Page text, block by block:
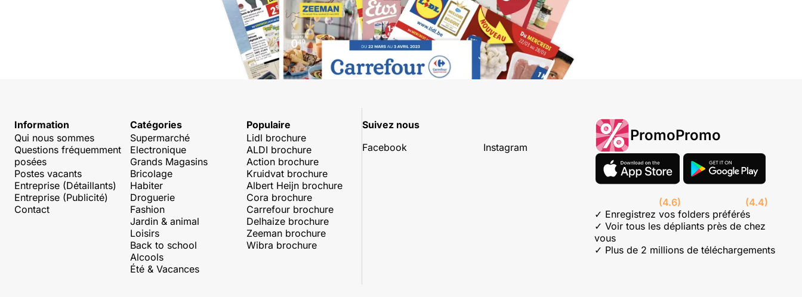
Information
Qui nous sommes
Questions fréquemment
posées
Postes vacants
Entreprise (Détaillants)
Entreprise (Publicité)
Contact
Catégories
Supermarché
Electronique
Grands Magasins
Bricolage
Habiter
Droguerie
Fashion
Jardin & animal
Loisirs
Back to school
Alcools
Été & Vacances
Populaire
Lidl brochure
ALDI brochure
Action brochure
Kruidvat brochure
Albert Heijn brochure
Cora brochure
Carrefour brochure
Delhaize brochure
Zeeman brochure
Wibra brochure
Suivez nous
Facebook
Instagram
PromoPromo
(4.6)
(4.4)
✓ Enregistrez vos folders préférés
✓ Voir tous les dépliants près de chez
vous
✓ Plus de 2 millions de téléchargements